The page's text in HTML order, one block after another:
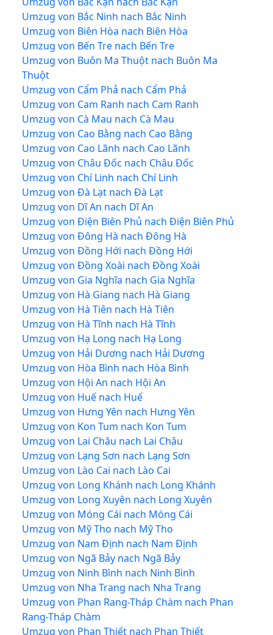
Umzug von Bắc Ninh nach Bắc Ninh
Umzug von Biên Hòa nach Biên Hòa
Umzug von Bến Tre nach Bến Tre
Umzug von Buôn Ma Thuột nach Buôn Ma
Thuột
Umzug von Cẩm Phả nach Cẩm Phả
Umzug von Cam Ranh nach Cam Ranh
Umzug von Cà Mau nach Cà Mau
Umzug von Cao Bằng nach Cao Bằng
Umzug von Cao Lãnh nach Cao Lãnh
Umzug von Châu Đốc nach Châu Đốc
Umzug von Chí Linh nach Chí Linh
Umzug von Đà Lạt nach Đà Lạt
Umzug von Dĩ An nach Dĩ An
Umzug von Điện Biên Phủ nach Điện Biên Phủ
Umzug von Đông Hà nach Đông Hà
Umzug von Đồng Hới nach Đồng Hới
Umzug von Đồng Xoài nach Đồng Xoài
Umzug von Gia Nghĩa nach Gia Nghĩa
Umzug von Hà Giang nach Hà Giang
Umzug von Hà Tiên nach Hà Tiên
Umzug von Hà Tĩnh nach Hà Tĩnh
Umzug von Hạ Long nach Hạ Long
Umzug von Hải Dương nach Hải Dương
Umzug von Hòa Bình nach Hòa Bình
Umzug von Hội An nach Hội An
Umzug von Huế nach Huế
Umzug von Hưng Yên nach Hưng Yên
Umzug von Kon Tum nach Kon Tum
Umzug von Lai Châu nach Lai Châu
Umzug von Lạng Sơn nach Lạng Sơn
Umzug von Lào Cai nach Lào Cai
Umzug von Long Khánh nach Long Khánh
Umzug von Long Xuyên nach Long Xuyên
Umzug von Móng Cái nach Móng Cái
Umzug von Mỹ Tho nach Mỹ Tho
Umzug von Nam Định nach Nam Định
Umzug von Ngã Bảy nach Ngã Bảy
Umzug von Ninh Bình nach Ninh Bình
Umzug von Nha Trang nach Nha Trang
Umzug von Phan Rang-Tháp Chàm nach Phan
Rang-Tháp Chàm
Umzug von Phan Thiết nach Phan Thiết